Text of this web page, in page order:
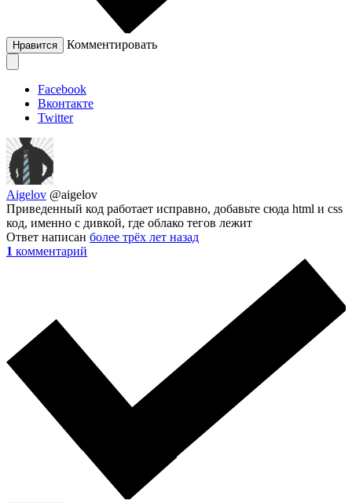
Нравится Комментировать
Facebook
Вконтакте
Twitter
Aigelov @aigelov
Приведенный код работает исправно, добавьте сюда html и css
код, именно с дивкой, где облако тегов лежит
Ответ написан более трёх лет назад
1 комментарий